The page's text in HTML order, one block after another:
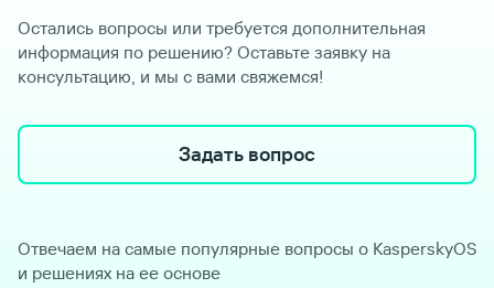
Остались вопросы или требуется дополнительная
информация по решению? Оставьте заявку на
консультацию, и мы с вами свяжемся!
Задать вопрос
Отвечаем на самые популярные вопросы о KasperskyOS
и решениях на ее основе